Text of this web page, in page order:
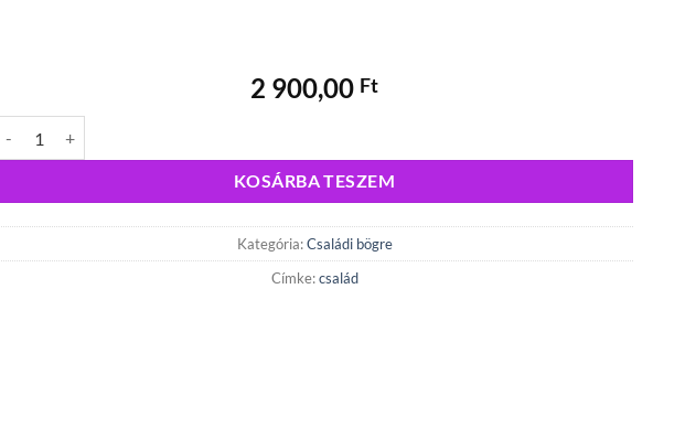
2 900,00 Ft
KOSÁRBA TESZEM
Kategória:Családi bögre
Címke:család